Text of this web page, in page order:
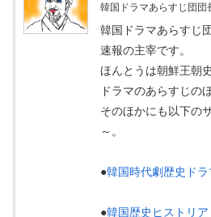
韓国ドラマあらすじ団団
韓国ドラマあらすじ
速報の主宰です。
ほんとうは朝鮮王朝
ドラマのあらすじの
そのほかにも以下の
～。
●韓国時代劇歴史ド
●韓国歴史ヒストリア